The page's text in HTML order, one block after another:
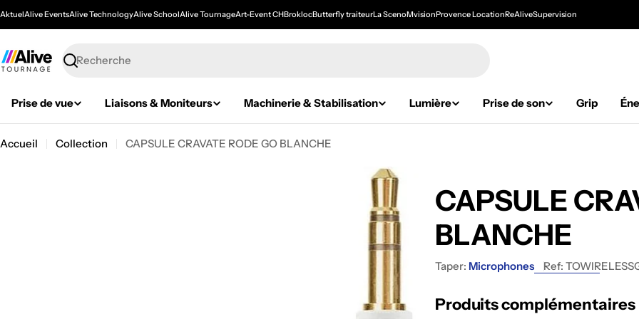
AktuelAlive EventsAlive TechnologyAlive SchoolAlive TournageArt-Event CHBroklocButterfly traiteurLa ScenoMvisionProvence LocationReAliveSupervision
Recherche
Prise de vue Liaisons & Moniteurs Machinerie & Stabilisation Lumière Prise de son Grip
Accueil Collection CAPSULE CRAVATE RODE GO BLANCHE
CAPSULE
BLANCHE
Taper: Microphones Ref:
Produits complémentaires